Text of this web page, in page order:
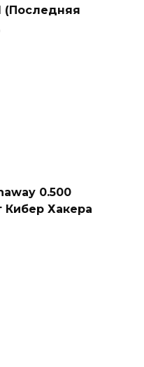
(Последняя
0.500
Хакера